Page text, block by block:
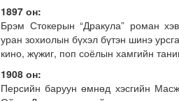
1897 он:
Брэм Стокерын “Дракула” роман
уран зохиолын бүхэл бүтэн шинэ
кино, жүжиг, поп соёлын хамгийн
1908 он:
Персийн баруун өмнөд хэсгийн